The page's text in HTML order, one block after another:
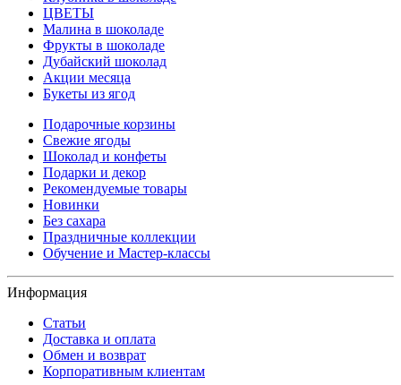
ЦВЕТЫ
Малина в шоколаде
Фрукты в шоколаде
Дубайский шоколад
Акции месяца
Букеты из ягод
Подарочные корзины
Свежие ягоды
Шоколад и конфеты
Подарки и декор
Рекомендуемые товары
Новинки
Без сахара
Праздничные коллекции
Обучение и Мастер-классы
Информация
Статьи
Доставка и оплата
Обмен и возврат
Корпоративным клиентам